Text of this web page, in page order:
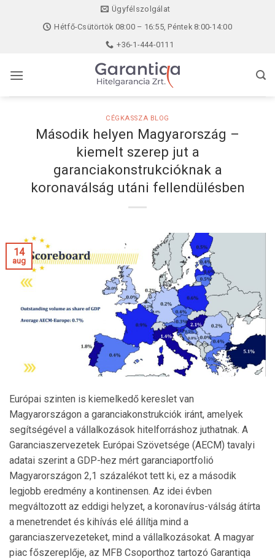
Ügyfélszolgálat
Hétfő-Csütörtök 08:00 – 16:55, Péntek 8:00-14:00
+36-1-444-0111
CÉGKASSZA BLOG
Második helyen Magyarország –
kiemelt szerep jut a
garanciakonstrukcióknak a
koronaválság utáni fellendülésben
14
aug
Európai szinten is kiemelkedő kereslet van
Magyarországon a garanciakonstrukciók iránt, amelyek
segítségével a vállalkozások hitelforráshoz juthatnak. A
Garanciaszervezetek Európai Szövetsége (AECM) tavalyi
adatai szerint a GDP-hez mért garanciaportfolió
Magyarországon 2,1 százalékot tett ki, ez a második
legjobb eredmény a kontinensen. Az idei évben
megváltozott az eddigi helyzet, a koronavírus-válság átírta
a menetrendet és kihívás elé állítja mind a
garanciaszervezeteket, mind a vállalkozásokat. A magyar
piac főszereplője, az MFB Csoporthoz tartozó Garantiqa